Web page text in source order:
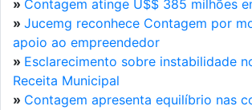
» Contagem atinge U$$ 385 milhões
» Jucemg reconhece Contagem por
apoio ao empreendedor
» Esclarecimento sobre instabilidade
Receita Municipal
» Contagem apresenta equilíbrio nas